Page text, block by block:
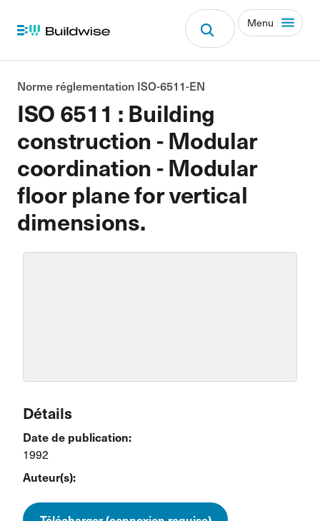
Menu
ISO 6511 : Building
construction - Modular
coordination - Modular
floor plane for vertical
dimensions.
Norme réglementation ISO-6511-EN
Détails
Date de publication:
1992
Auteur(s):